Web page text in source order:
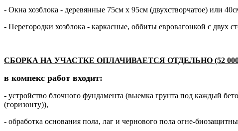
- Окна хозблока - деревянные 75см х 95см (двухстворчатое) или
- Перегородки хозблока - каркасные, оббиты евровагонкой с двух
СБОРКА НА УЧАСТКЕ ОПЛАЧИВАЕТСЯ ОТДЕЛЬНО (52 000
в компекс работ входит:
- устройство блочного фундамента (выемка грунта под каждый
(горизонту)),
- обработка основания пола, лаг и чернового пола огне-